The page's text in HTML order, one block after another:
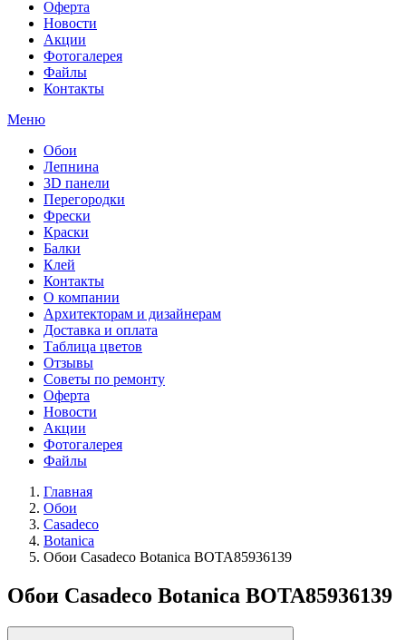
Оферта
Новости
Акции
Фотогалерея
Файлы
Контакты
Меню
Обои
Лепнина
3D панели
Перегородки
Фрески
Краски
Балки
Клей
Контакты
О компании
Архитекторам и дизайнерам
Доставка и оплата
Таблица цветов
Отзывы
Советы по ремонту
Оферта
Новости
Акции
Фотогалерея
Файлы
Главная
Обои
Casadeco
Botanica
Обои Casadeco Botanica BOTA85936139
Обои Casadeco Botanica BOTA85936139